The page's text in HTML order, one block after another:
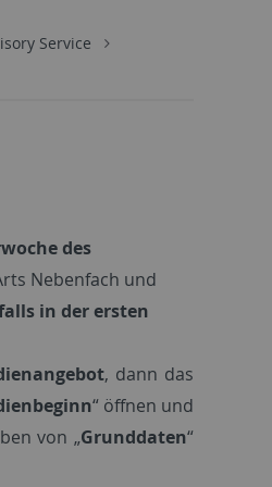
Service
des
Nebenfach und
in der ersten
, dann das
“ öffnen und
von „Grunddaten“